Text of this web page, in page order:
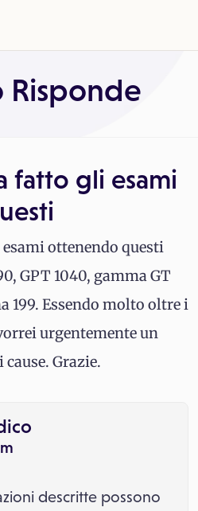
Risponde
fatto gli esami
ottenendo questi
GPT 1040, gamma GT
199. Essendo molto oltre i
urgentemente un
Grazie.
descritte possono